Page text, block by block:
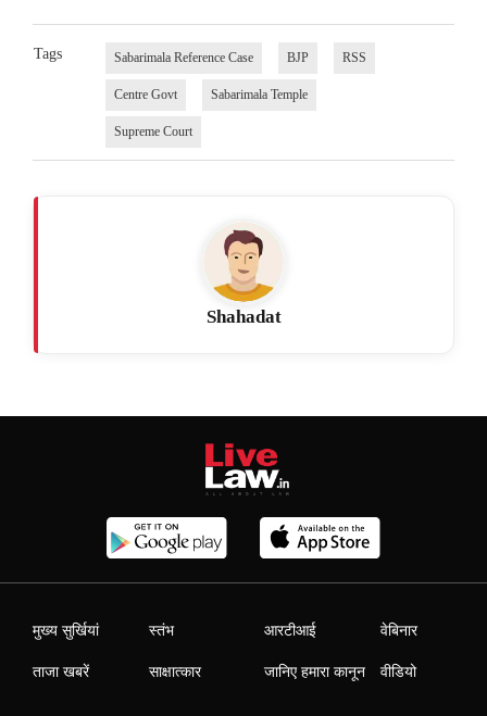
Tags Sabarimala Reference Case BJP RSS
Centre Govt Sabarimala Temple
Supreme Court
Shahadat
मुख्य सुर्खियां
ताजा खबरें
स्तंभ
साक्षात्कार
आरटीआई
जानिए हमारा कानून
वेबिनार
वीडियो